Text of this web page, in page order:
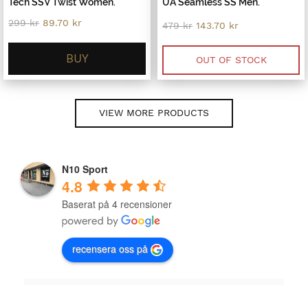
299kr Original
was:
299 kr.
89.70 krCurrent
is:
89.70 kr.
BUY
479kr Original
was:
479 kr.
143.70 krCurrent
is:
143.70 kr.
OUT OF STOCK
VIEW MORE PRODUCTS
N10 Sport
4.8
Baserat på 4 recensioner
recensera oss på